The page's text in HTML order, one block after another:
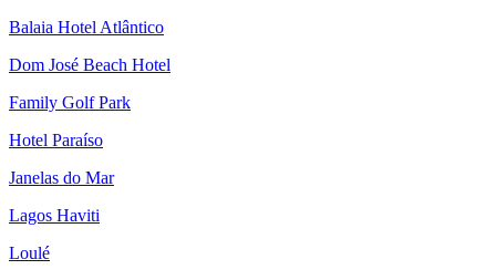
Balaia Hotel Atlântico
Dom José Beach Hotel
Family Golf Park
Hotel Paraíso
Janelas do Mar
Lagos Haviti
Loulé